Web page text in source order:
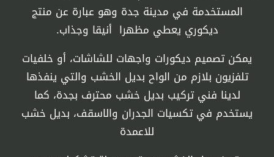
المستخدمة في مدينة جدة وهو عبارة عن منتج
ديكوري يعطي مظهرا أنيقا وجذاب.
يمكن تصميم ديكورات واجهات للشاشات، أو خلفيات
تلفزيون بلازم من الواح بديل الخشب والتي ينفذها
لدينا فني تركيب بديل خشب محترف بجدة، كما
يستخدم في تكسيات الجدران والاسقف، بديل خشب
للاعمدة